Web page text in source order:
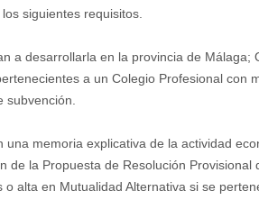
siguientes requisitos.
a desarrollarla en la provincia de
a un Colegio Profesional
memoria explicativa de la actividad
la Propuesta de Resolución
alta en Mutualidad Alternativa si se